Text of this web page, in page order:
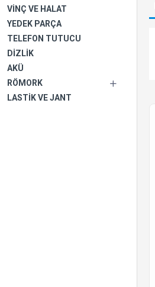
VINÇ VE HALAT
YEDEK PARÇA
TELEFON TUTUCU
DIZLIK
AKÜ
RÖMORK
LASTIK VE JANT